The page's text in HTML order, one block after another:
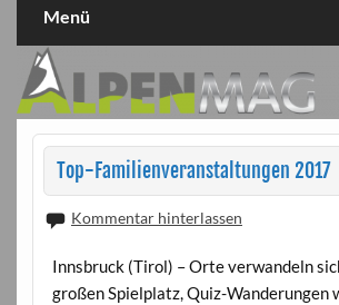
Menü
Top-Familienveranstaltungen 2017
Kommentar hinterlassen
Innsbruck (Tirol) – Orte verwandeln
großen Spielplatz, Quiz-Wanderungen